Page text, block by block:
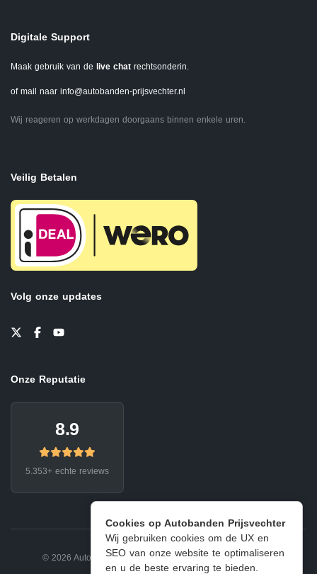
Cookies op Autobanden Prijsvechter
Wij gebruiken cookies om de UX en
SEO van onze website te optimaliseren
en u de beste ervaring te bieden.
Digitale Support
Maak gebruik van de live chat rechtsonderin.
of mail naar info@autobanden-prijsvechter.nl
Wij reageren op werkdagen doorgaans binnen enkele uren.
Veilig Betalen
Volg onze updates
Onze Reputatie
8.9
5.353+ echte reviews
© 2026 Autobanden Prijsvechter. Privacy | Voorwaarden